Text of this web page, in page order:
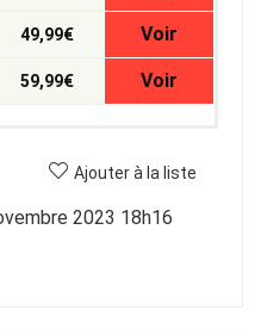
49,99€ Voir
59,99€ Voir
Ajouter à la liste
2023 18h16